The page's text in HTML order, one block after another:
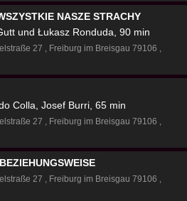
NASZE STRACHY
und Łukasz Ronduda, 90 min
27
Freiburg im Breisgau 79106
Colla, Josef Burri, 65 min
27
Freiburg im Breisgau 79106
27
Freiburg im Breisgau 79106